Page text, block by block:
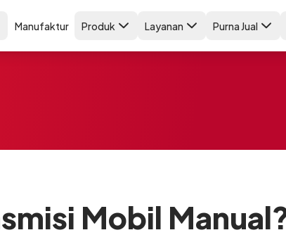
Manufaktur Produk Layanan Purna Jual
Mobil